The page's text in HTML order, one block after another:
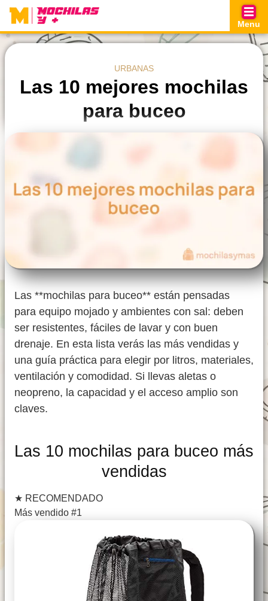
Skip
content
Menu
URBANAS
Las 10 mejores mochilas
para buceo
Las **mochilas para buceo** están pensadas
para equipo mojado y ambientes con sal: deben
ser resistentes, fáciles de lavar y con buen
drenaje. En esta lista verás las más vendidas y
una guía práctica para elegir por litros, materiales,
ventilación y comodidad. Si llevas aletas o
neopreno, la capacidad y el acceso amplio son
claves.
Las 10 mochilas para buceo más
vendidas
★ RECOMENDADO
Más vendido #1